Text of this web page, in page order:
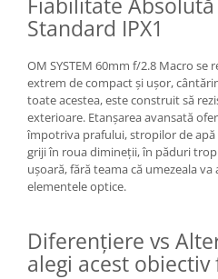
Standard IPX1
OM SYSTEM 60mm f/2.8 Macro se
extrem de compact și ușor,
toate acestea, este construit să
exterioare. Etanșarea avansată
împotriva prafului, stropilor de
griji în roua dimineții, în păduri
ușoară, fără teama că umezeala
elementele optice.
Diferențiere vs
alegi acest obiectiv